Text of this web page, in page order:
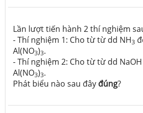
Lần lượt tiến hành 2 thí nghiệm
- Thí nghiệm 1: Cho từ từ dd NH3
Al(NO3)3.
- Thí nghiệm 2: Cho từ từ dd
Al(NO3)3.
Phát biểu nào sau đây đúng?